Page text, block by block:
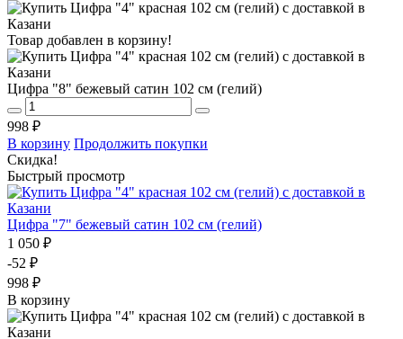
Товар добавлен в корзину!
Цифра "8" бежевый сатин 102 см (гелий)
998 ₽
В корзину Продолжить покупки
Скидка!
Быстрый просмотр
Цифра "7" бежевый сатин 102 см (гелий)
1 050 ₽
-52 ₽
998 ₽
В корзину